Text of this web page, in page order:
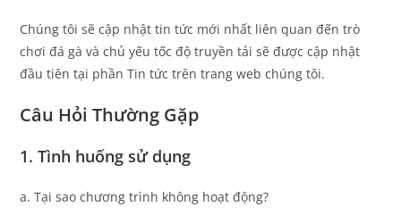
Chúng tôi sẽ cập nhật tin tức mới nhất liên quan đến trò
chơi đá gà và chủ yếu tốc độ truyền tải sẽ được cập nhật
đầu tiên tại phần Tin tức trên trang web chúng tôi.
Câu Hỏi Thường Gặp
1. Tình huống sử dụng
a. Tại sao chương trình không hoạt động?